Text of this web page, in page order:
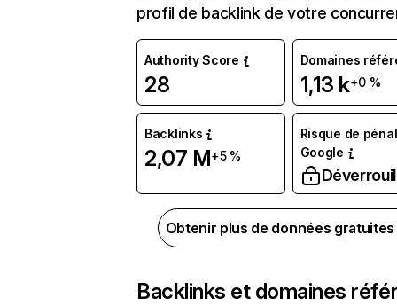
profil de backlink de votre
Authority Score
28
Domaines
1,13 k+0 %
Backlinks
2,07 M+5 %
Risque de
Google
Obtenir plus de données
Backlinks et domaines